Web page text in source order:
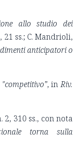
allo studio dei
21 ss.; C. Mandrioli,
anticipatori o
"competitivo”, inRiv.
2, 310 ss., con nota
torna sulla